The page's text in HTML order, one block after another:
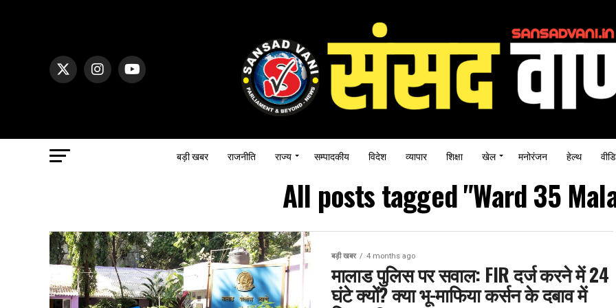
बड़ी खबर राजनीति राज्य सम्पादकीय विदेश व्यापार शिक्षा खेल मनोरंजन हेल्थ
All posts tagged "Ward 35
बड़ी खबर 4 months ago
मालाड पुलिस पर सवाल: FIR दर्ज करने में 24
घंटे क्यों? क्या भू-माफिया कर्सन के दबाव में